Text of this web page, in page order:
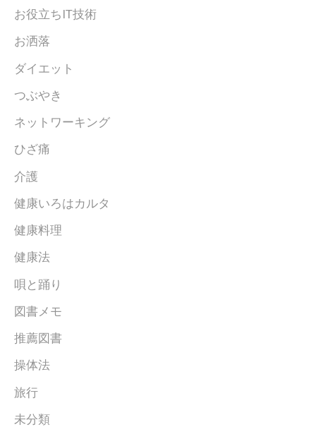
お役立ちIT技術
お洒落
ダイエット
つぶやき
ネットワーキング
ひざ痛
介護
健康いろはカルタ
健康料理
健康法
唄と踊り
図書メモ
推薦図書
操体法
旅行
未分類